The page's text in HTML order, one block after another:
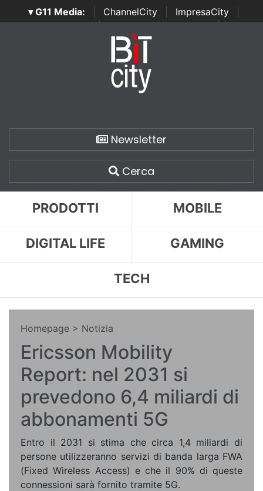
▾ G11 Media: ChannelCity ImpresaCity
SecurityOpenLab | Italian Channel Awards | Italian
Italian Security Awards
Newsletter
Cerca
PRODOTTI MOBILE
DIGITAL LIFE GAMING
TECH
Homepage > Notizia
Ericsson Mobility
Report: nel 2031 si
prevedono 6,4 miliardi di
abbonamenti 5G
Entro il 2031 si stima che circa 1,4 miliardi di
persone utilizzeranno servizi di banda larga FWA
(Fixed Wireless Access) e che il 90% di queste
connessioni sarà fornito tramite 5G.